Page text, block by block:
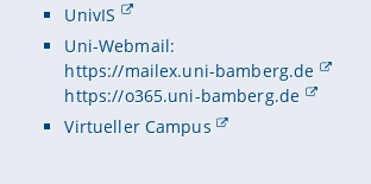
UnivIS
Uni-Webmail:
https://mailex.uni-bamberg.de
https://o365.uni-bamberg.de
Virtueller Campus